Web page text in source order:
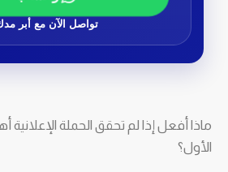
تواصل الآن مع أبر
ماذا أفعل إذا لم تحقق الحملة
الأول؟